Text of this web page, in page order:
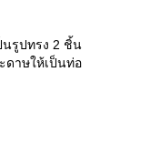
นรูปทรง 2 ชิ้น
ดาษให้เป็นท่อ